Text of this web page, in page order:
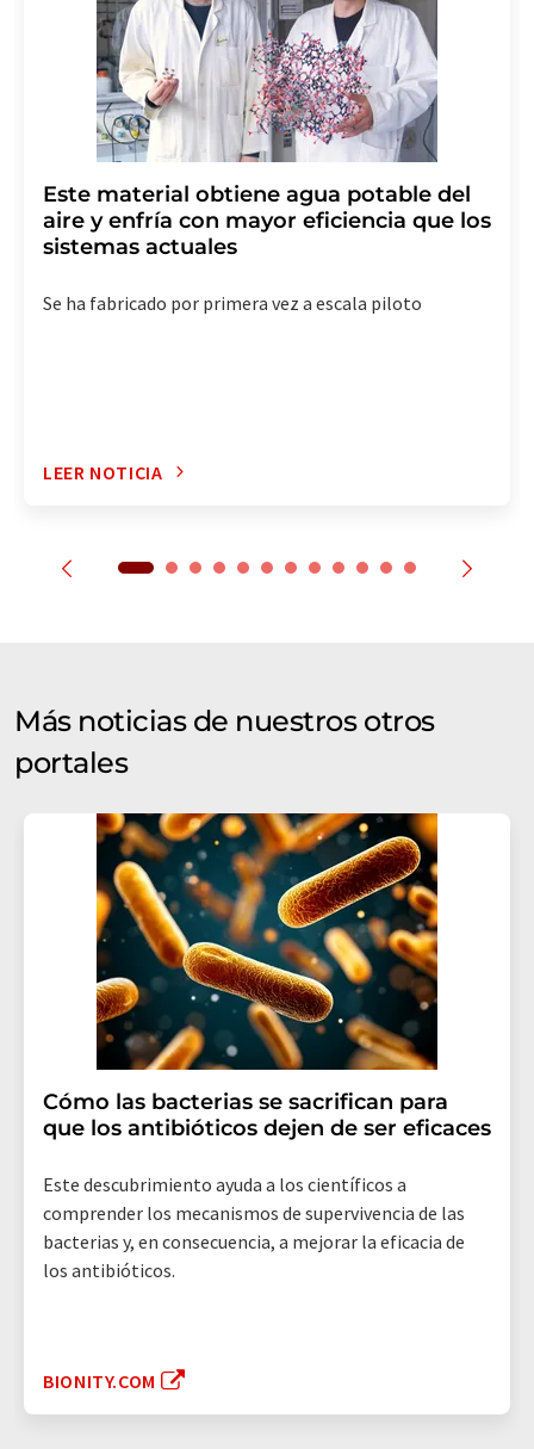
electrónico se incluye un enlace para anular la
suscripción al boletín informativo correspondiente.
Este material obtiene agua potable del
aire y enfría con mayor eficiencia que los
sistemas actuales
Se ha fabricado por primera vez a escala piloto
LEER NOTICIA
Más noticias de nuestros otros
portales
Cómo las bacterias se sacrifican para
que los antibióticos dejen de ser eficaces
Este descubrimiento ayuda a los científicos a
comprender los mecanismos de supervivencia de las
bacterias y, en consecuencia, a mejorar la eficacia de
los antibióticos.
BIONITY.COM